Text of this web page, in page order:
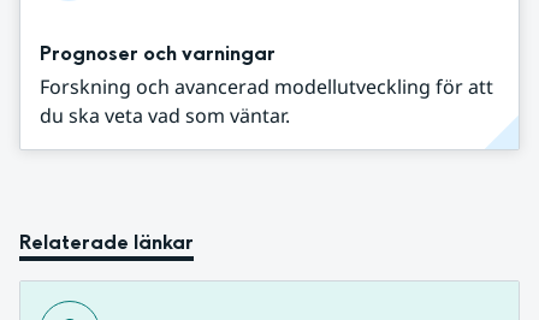
Prognoser och varningar
Forskning och avancerad modellutveckling för att
du ska veta vad som väntar.
Relaterade länkar